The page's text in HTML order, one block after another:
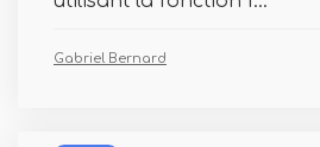
Gabriel Bernard